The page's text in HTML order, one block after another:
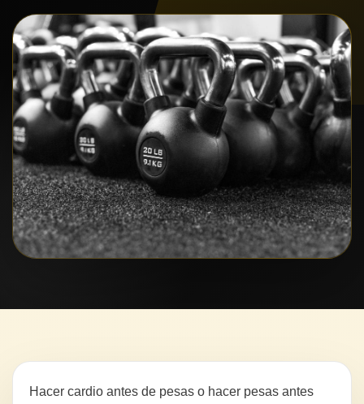
Hacer cardio antes de pesas o hacer pesas antes